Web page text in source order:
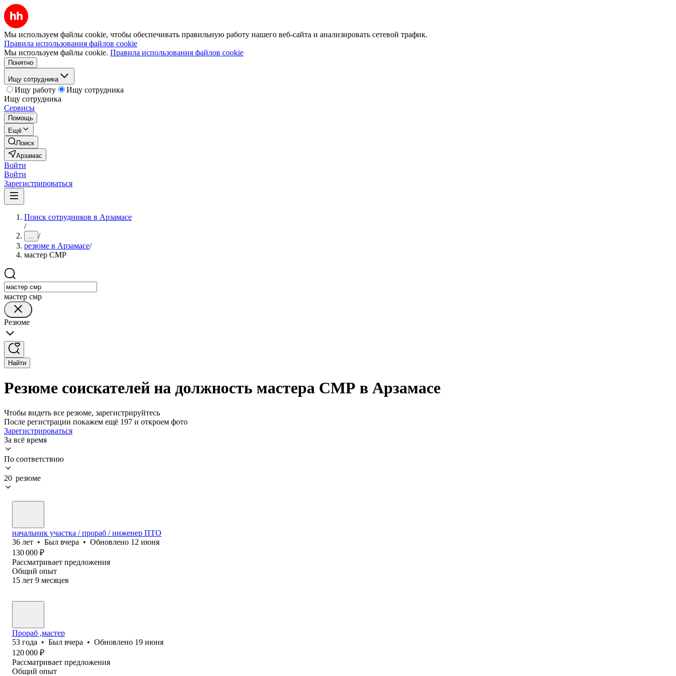
Мы используем файлы cookie, чтобы обеспечивать правильную работу нашего веб-сайта и анализировать сетевой трафик.
Правила использования файлов cookie
Мы используем файлы cookie. Правила использования файлов cookie
Понятно
Ищу сотрудника
Ищу работу
Ищу сотрудника
Ищу сотрудника
Сервисы
Помощь
Ещё
Поиск
Арзамас
Войти
Войти
Зарегистрироваться
Поиск сотрудников в Арзамасе
/
... /
резюме в Арзамасе/
мастер СМР
мастер смр
Резюме
Найти
Резюме соискателей на должность мастера СМР в Арзамасе
Чтобы видеть все резюме, зарегистрируйтесь
После регистрации покажем ещё 197 и откроем фото
Зарегистрироваться
За всё время
По соответствию
20 резюме
начальник участка / прораб / инженер ПТО
36 лет • Был вчера • Обновлено 12 июня
130 000 ₽
Рассматривает предложения
Общий опыт
15 лет 9 месяцев
Прораб ,мастер
53 года • Был вчера • Обновлено 19 июня
120 000 ₽
Рассматривает предложения
Общий опыт